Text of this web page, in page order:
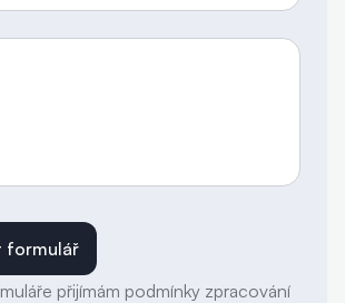
formulář
přijímám podmínky zpracování